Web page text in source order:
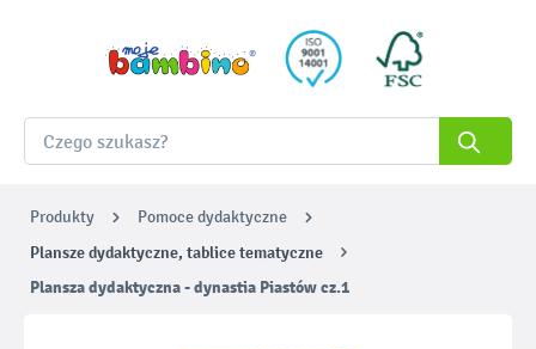
Produkty Pomoce dydaktyczne
Plansze dydaktyczne, tablice tematyczne
Plansza dydaktyczna - dynastia Piastów cz.1